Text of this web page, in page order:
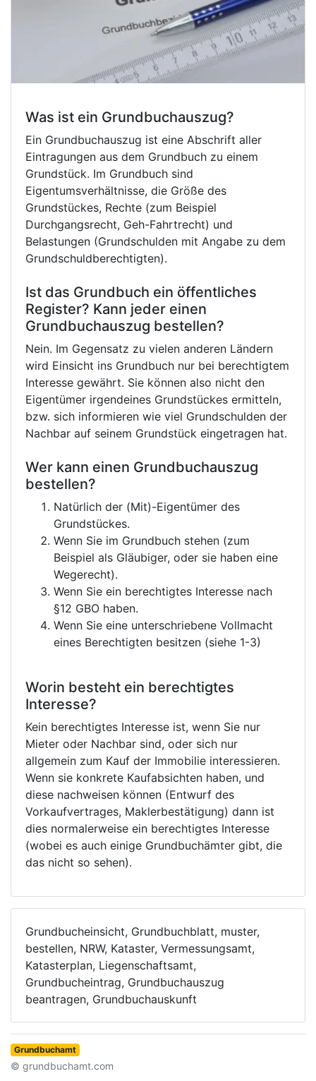
Was ist ein Grundbuchauszug?
Ein Grundbuchauszug ist eine Abschrift aller
Eintragungen aus dem Grundbuch zu einem
Grundstück. Im Grundbuch sind
Eigentumsverhältnisse, die Größe des
Grundstückes, Rechte (zum Beispiel
Durchgangsrecht, Geh-Fahrtrecht) und
Belastungen (Grundschulden mit Angabe zu dem
Grundschuldberechtigten).
Ist das Grundbuch ein öffentliches
Register? Kann jeder einen
Grundbuchauszug bestellen?
Nein. Im Gegensatz zu vielen anderen Ländern
wird Einsicht ins Grundbuch nur bei berechtigtem
Interesse gewährt. Sie können also nicht den
Eigentümer irgendeines Grundstückes ermitteln,
bzw. sich informieren wie viel Grundschulden der
Nachbar auf seinem Grundstück eingetragen hat.
Wer kann einen Grundbuchauszug
bestellen?
Natürlich der (Mit)-Eigentümer des
Grundstückes.
Wenn Sie im Grundbuch stehen (zum
Beispiel als Gläubiger, oder sie haben eine
Wegerecht).
Wenn Sie ein berechtigtes Interesse nach
§12 GBO haben.
Wenn Sie eine unterschriebene Vollmacht
eines Berechtigten besitzen (siehe 1-3)
Worin besteht ein berechtigtes
Interesse?
Kein berechtigtes Interesse ist, wenn Sie nur
Mieter oder Nachbar sind, oder sich nur
allgemein zum Kauf der Immobilie interessieren.
Wenn sie konkrete Kaufabsichten haben, und
diese nachweisen können (Entwurf des
Vorkaufvertrages, Maklerbestätigung) dann ist
dies normalerweise ein berechtigtes Interesse
(wobei es auch einige Grundbuchämter gibt, die
das nicht so sehen).
Grundbucheinsicht, Grundbuchblatt, muster,
bestellen, NRW, Kataster, Vermessungsamt,
Katasterplan, Liegenschaftsamt,
Grundbucheintrag, Grundbuchauszug
beantragen, Grundbuchauskunft
Grundbuchamt
© grundbuchamt.com